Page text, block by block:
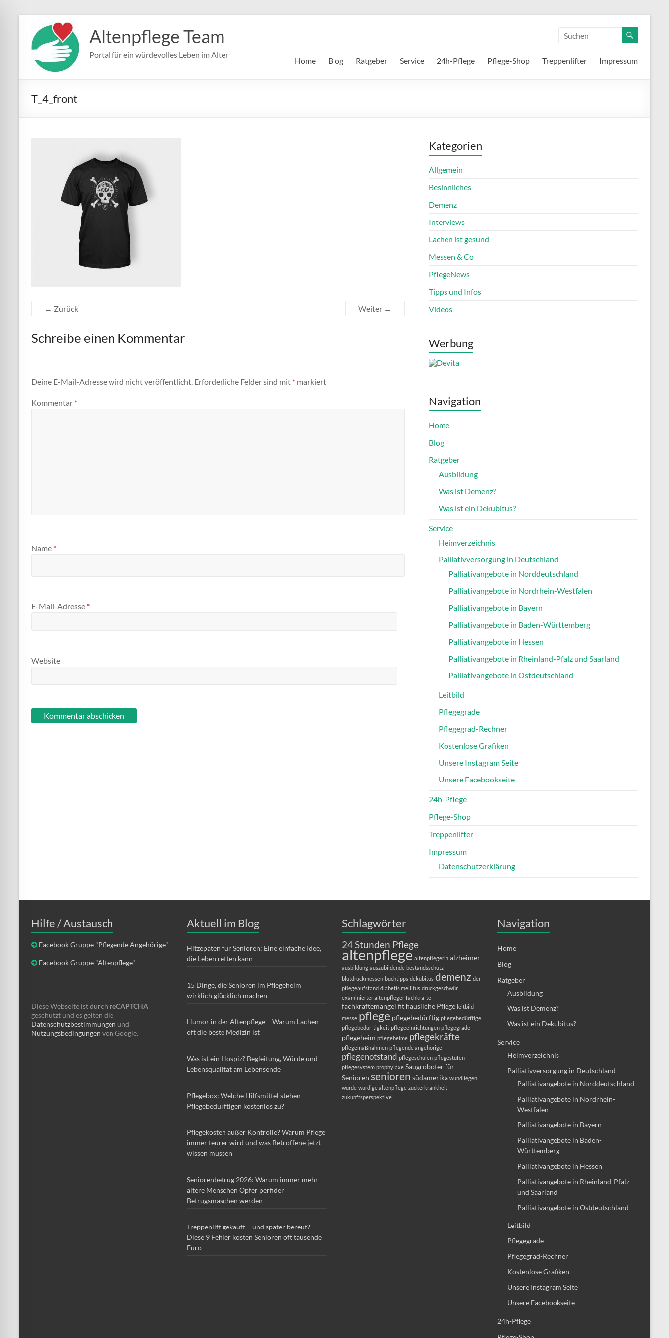
Inhalt
springen
Altenpflege Team
Portal für ein würdevolles Leben im Alter
Home Blog Ratgeber Service 24h-Pflege Pflege-Shop Treppenlifter Impressum
T_4_front
← Zurück Weiter →
Schreibe einen Kommentar
Deine E-Mail-Adresse wird nicht veröffentlicht. Erforderliche Felder sind mit * markiert
Kommentar *
Name *
E-Mail-Adresse *
Website
Kategorien
Allgemein
Besinnliches
Demenz
Interviews
Lachen ist gesund
Messen & Co
PflegeNews
Tipps und Infos
Videos
Werbung
Navigation
Home
Blog
Ratgeber
Ausbildung
Was ist Demenz?
Was ist ein Dekubitus?
Service
Heimverzeichnis
Palliativversorgung in Deutschland
Palliativangebote in Norddeutschland
Palliativangebote in Nordrhein-Westfalen
Palliativangebote in Bayern
Palliativangebote in Baden-Württemberg
Palliativangebote in Hessen
Palliativangebote in Rheinland-Pfalz und Saarland
Palliativangebote in Ostdeutschland
Leitbild
Pflegegrade
Pflegegrad-Rechner
Kostenlose Grafiken
Unsere Instagram Seite
Unsere Facebookseite
24h-Pflege
Pflege-Shop
Treppenlifter
Impressum
Datenschutzerklärung
Hilfe / Austausch
Facebook Gruppe "Pflegende Angehörige"
Facebook Gruppe "Altenpflege"
Diese Webseite ist durch reCAPTCHA
geschützt und es gelten die
Datenschutzbestimmungen und
Nutzungsbedingungen von Google.
Aktuell im Blog
Hitzepaten für Senioren: Eine einfache Idee,
die Leben retten kann
15 Dinge, die Senioren im Pflegeheim
wirklich glücklich machen
Humor in der Altenpflege – Warum Lachen
oft die beste Medizin ist
Was ist ein Hospiz? Begleitung, Würde und
Lebensqualität am Lebensende
Pflegebox: Welche Hilfsmittel stehen
Pflegebedürftigen kostenlos zu?
Pflegekosten außer Kontrolle? Warum Pflege
immer teurer wird und was Betroffene jetzt
wissen müssen
Seniorenbetrug 2026: Warum immer mehr
ältere Menschen Opfer perfider
Betrugsmaschen werden
Treppenlift gekauft – und später bereut?
Diese 9 Fehler kosten Senioren oft tausende
Euro
Schlagwörter
24 Stunden Pflege
altenpflege altenpflegerin alzheimer
ausbildung auszubildende bestandsschutz
blutdruckmessen buchtipps dekubitus demenz der
pflegeaufstand diabetis mellitus druckgeschwür
examinierter altenpfleger fachkräfte
fachkräftemangel fit häusliche Pflege leitbild
messe pflege pflegebedürftig pflegebedürftige
pflegebedürftigkeit pflegeeinrichtungen pflegegrade
pflegeheim pflegeheime pflegekräfte
pflegemaßnahmen pflegende angehörige
pflegenotstand pflegeschulen pflegestufen
pflegesystem prophylaxe Saugroboter für
Senioren senioren südamerika wundliegen
würde würdige altenpflege zuckerkrankheit
zukunftsperspektive
Navigation
Home
Blog
Ratgeber
Ausbildung
Was ist Demenz?
Was ist ein Dekubitus?
Service
Heimverzeichnis
Palliativversorgung in Deutschland
Palliativangebote in Norddeutschland
Palliativangebote in Nordrhein-
Westfalen
Palliativangebote in Bayern
Palliativangebote in Baden-
Württemberg
Palliativangebote in Hessen
Palliativangebote in Rheinland-Pfalz
und Saarland
Palliativangebote in Ostdeutschland
Leitbild
Pflegegrade
Pflegegrad-Rechner
Kostenlose Grafiken
Unsere Instagram Seite
Unsere Facebookseite
24h-Pflege